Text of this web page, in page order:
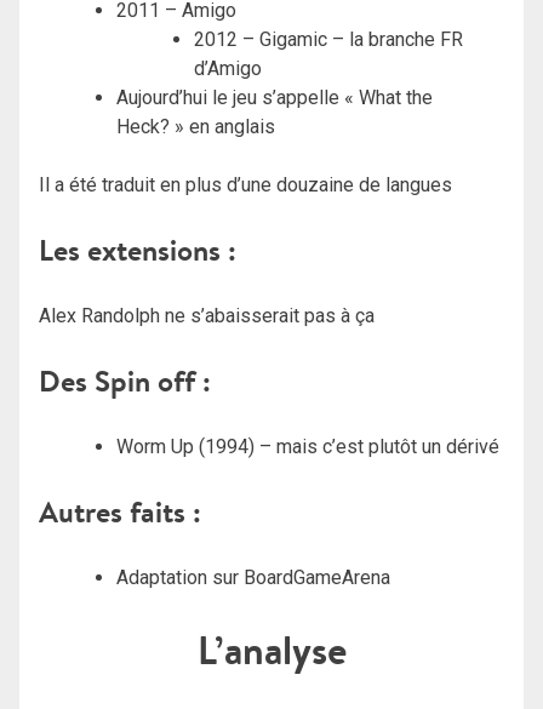
2011 – Amigo
2012 – Gigamic – la branche FR
d’Amigo
Aujourd’hui le jeu s’appelle « What the
Heck? » en anglais
Il a été traduit en plus d’une douzaine de langues
Les extensions :
Alex Randolph ne s’abaisserait pas à ça
Des Spin off :
Worm Up (1994) – mais c’est plutôt un dérivé
Autres faits :
Adaptation sur BoardGameArena
L’analyse